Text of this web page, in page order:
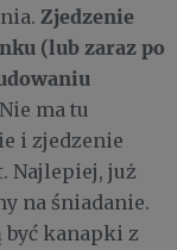
Zjedzenie
(lub zaraz po
ma tu
i zjedzenie
Najlepiej, już
na śniadanie.
być kanapki z